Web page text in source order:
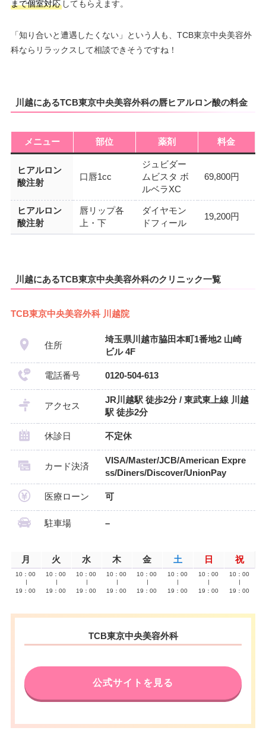
まで個室対応してもらえます。
「知り合いと遭遇したくない」という人も、TCB東京中央美容外
科ならリラックスして相談できそうですね！
川越にあるTCB東京中央美容外科の唇ヒアルロン酸の料金
メニュー 部位 薬剤 料金
ヒアルロン
酸注射
口唇1cc
ジュビダー
ムビスタ ボ
ルベラXC
69,800円
ヒアルロン
酸注射
唇リップ各
上・下
ダイヤモン
ドフィール
19,200円
川越にあるTCB東京中央美容外科のクリニック一覧
TCB東京中央美容外科 川越院
住所
埼玉県川越市脇田本町1番地2 山崎
ビル 4F
電話番号 0120-504-613
アクセス
JR川越駅 徒歩2分 / 東武東上線 川越
駅 徒歩2分
休診日 不定休
カード決済
VISA/Master/JCB/American Expre
ss/Diners/Discover/UnionPay
医療ローン 可
駐車場 –
月 火 水 木 金 土 日 祝
10：00
19：00
10：00
19：00
10：00
19：00
10：00
19：00
10：00
19：00
10：00
19：00
10：00
19：00
10：00
19：00
TCB東京中央美容外科
公式サイトを見る